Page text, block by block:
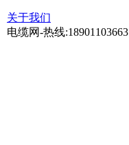
关于我们
电缆网-热线:18901103663